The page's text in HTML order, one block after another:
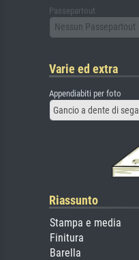
Passepartout
Nessun Passepartout
Varie ed extra
Appendiabiti per foto
Gancio a dente di sega
Riassunto
Stampa e media
Finitura
Barella